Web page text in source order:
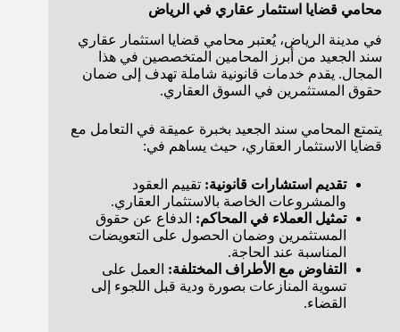
محامي قضايا استثمار عقاري في الرياض
في مدينة الرياض، يُعتبر محامي قضايا استثمار عقاري
سند الجعيد من أبرز المحامين المتخصصين في هذا
المجال. يقدم خدمات قانونية شاملة تهدف إلى ضمان
حقوق المستثمرين في السوق العقاري.
يتمتع المحامي سند الجعيد بخبرة عميقة في التعامل مع
قضايا الاستثمار العقاري، حيث يساهم في:
تقديم استشارات قانونية: تقييم العقود
والمشروعات الخاصة بالاستثمار العقاري.
تمثيل العملاء في المحاكم: الدفاع عن حقوق
المستثمرين وضمان الحصول على التعويضات
المناسبة عند الحاجة.
التفاوض مع الأطراف المختلفة: العمل على
تسوية المنازعات بصورة ودية قبل اللجوء إلى
القضاء.